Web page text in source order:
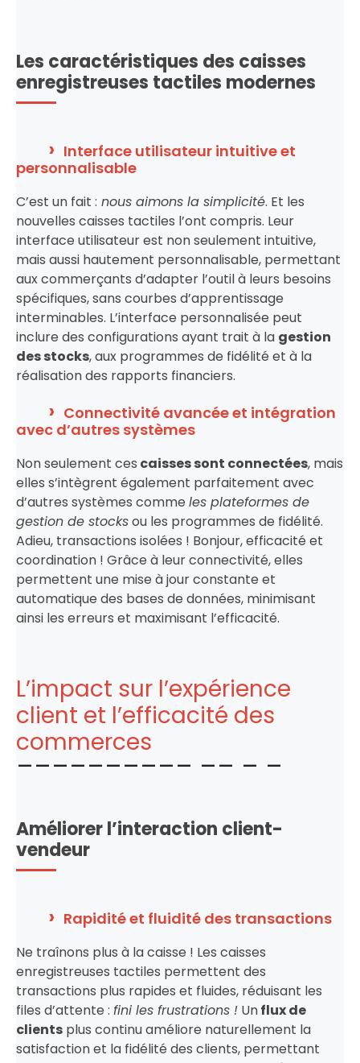
Les caractéristiques des caisses
enregistreuses tactiles modernes
Interface utilisateur intuitive et
personnalisable
C’est un fait : nous aimons la simplicité. Et les
nouvelles caisses tactiles l’ont compris. Leur
interface utilisateur est non seulement intuitive,
mais aussi hautement personnalisable, permettant
aux commerçants d’adapter l’outil à leurs besoins
spécifiques, sans courbes d’apprentissage
interminables. L’interface personnalisée peut
inclure des configurations ayant trait à la gestion
des stocks, aux programmes de fidélité et à la
réalisation des rapports financiers.
Connectivité avancée et intégration
avec d’autres systèmes
Non seulement ces caisses sont connectées, mais
elles s’intègrent également parfaitement avec
d’autres systèmes comme les plateformes de
gestion de stocksou les programmes de fidélité.
Adieu, transactions isolées ! Bonjour, efficacité et
coordination ! Grâce à leur connectivité, elles
permettent une mise à jour constante et
automatique des bases de données, minimisant
ainsi les erreurs et maximisant l’efficacité.
L’impact sur l’expérience
client et l’efficacité des
commerces
Améliorer l’interaction client-
vendeur
Rapidité et fluidité des transactions
Ne traînons plus à la caisse ! Les caisses
enregistreuses tactiles permettent des
transactions plus rapides et fluides, réduisant les
files d’attente : fini les frustrations ! Unflux de
clients plus continu améliore naturellement la
satisfaction et la fidélité des clients, permettant